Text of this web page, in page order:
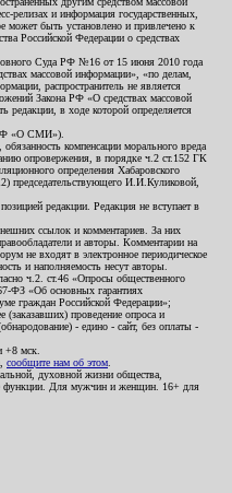
релизах и информация государственных,
может быть установлено и привлечено к
Российской Федерации о средствах
Суда РФ №16 от 15 июня 2010 года
массовой информации», «по делам,
распространитель не является
Закона РФ «О средствах массовой
редакции, в ходе которой определяется
РФ «О СМИ»).
компенсации морального вреда
опровержения, в порядке ч.2 ст.152 ГК
определения Хабаровского
председательствующего И.И.Куликовой,
редакции. Редакция не вступает в
ссылок и комментариев. За них
и авторы. Комментарии на
не входят в электронное периодическое
и наполняемость несут авторы.
ч.2. ст.46 «Опросы общественного
ФЗ «Об основных гарантиях
граждан Российской Федерации»;
(заказавших) проведение опроса и
- едино - сайт, без оплаты -
+8 мск.
сообщите нам об этом
духовной жизни общества,
функции. Для мужчин и женщин. 16+ для